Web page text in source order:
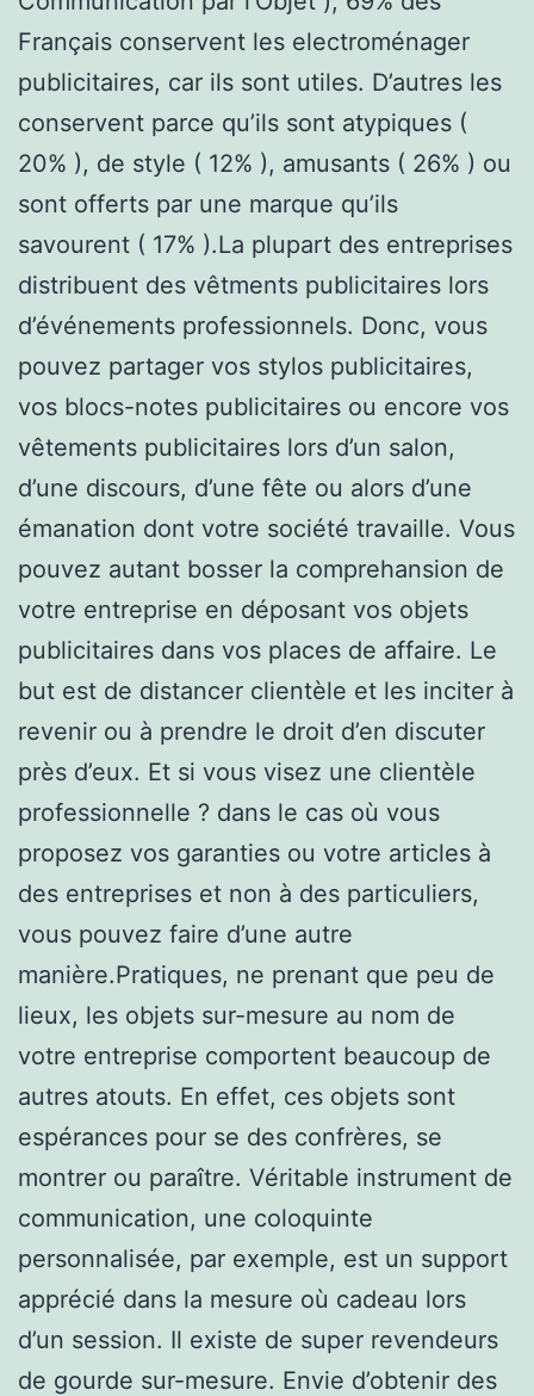
Français conservent les electroménager
publicitaires, car ils sont utiles. D’autres les
conservent parce qu’ils sont atypiques (
20% ), de style ( 12% ), amusants ( 26% ) ou
sont offerts par une marque qu’ils
savourent ( 17% ).La plupart des entreprises
distribuent des vêtments publicitaires lors
d’événements professionnels. Donc, vous
pouvez partager vos stylos publicitaires,
vos blocs-notes publicitaires ou encore vos
vêtements publicitaires lors d’un salon,
d’une discours, d’une fête ou alors d’une
émanation dont votre société travaille. Vous
pouvez autant bosser la comprehansion de
votre entreprise en déposant vos objets
publicitaires dans vos places de affaire. Le
but est de distancer clientèle et les inciter à
revenir ou à prendre le droit d’en discuter
près d’eux. Et si vous visez une clientèle
professionnelle ? dans le cas où vous
proposez vos garanties ou votre articles à
des entreprises et non à des particuliers,
vous pouvez faire d’une autre
manière.Pratiques, ne prenant que peu de
lieux, les objets sur-mesure au nom de
votre entreprise comportent beaucoup de
autres atouts. En effet, ces objets sont
espérances pour se des confrères, se
montrer ou paraître. Véritable instrument de
communication, une coloquinte
personnalisée, par exemple, est un support
apprécié dans la mesure où cadeau lors
d’un session. Il existe de super revendeurs
de gourde sur-mesure. Envie d’obtenir des